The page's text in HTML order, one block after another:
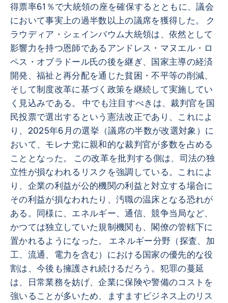
得票率61％で大統領の座を確保するとともに、議会
において事実上の過半数以上の議席を獲得した。 ク
ラウディア・シェインバウム大統領は、依然として
影響力を持つ恩師であるアンドレス・マヌエル・ロ
ペス・オブラドール氏の後を継ぎ、国家主導の経済
開発、福祉と再分配を通じた貧困・不平等の削減、
そして制度改革に基づく政策を継続して実施してい
く見込みである。 中でも注目すべきは、裁判官を国
民投票で選出するという憲法改正であり、これによ
り、2025年6月の選挙（議席の半数が改選対象）に
おいて、モレナ党に親和的な裁判官が多数を占める
こととなった。 この改革を批判する側は、司法の独
立性が損なわれるリスクを強調している。これによ
り、企業の利益が公的機関の利益と対立する場合に
その利益が損なわれたり、汚職の温床となる恐れが
ある。同様に、エネルギー、通信、競争当局など、
かつては独立していた規制機関も、閣僚の管轄下に
置かれるようになった。 エネルギー分野（探査、加
工、流通、電力を含む）における国家の優先的な役
割は、今後も擁護され続けるだろう。犯罪の蔓延
は、日常業務を妨げ、企業に保険や警備のコストを
強いることが多いため、ますますビジネス上のリス